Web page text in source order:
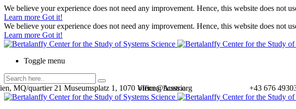
We believe your experience does not need any improvement. Hence, this website does not
Learn more Got it!
We believe your experience does not need any improvement. Hence, this website does not
Learn more Got it!
Toggle menu
+43 676
office@bcsss.org
MQ/quartier 21 Museumsplatz 1, 1070 Vienna, Austria